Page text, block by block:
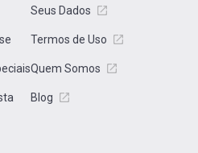
Seus Dados
Termos de Uso
Quem Somos
Blog